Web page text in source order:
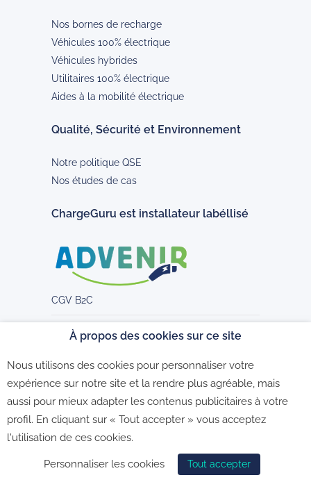
Nos bornes de recharge
Véhicules 100% électrique
Véhicules hybrides
Utilitaires 100% électrique
Aides à la mobilité électrique
Qualité, Sécurité et Environnement
Notre politique QSE
Nos études de cas
ChargeGuru est installateur labéllisé
CGV B2C
CGU
Politique de confidentialité
Nos clients sont nos meilleurs
ambassadeurs
À propos des cookies sur ce site
Nous utilisons des cookies pour personnaliser votre
expérience sur notre site et la rendre plus agréable, mais
aussi pour mieux adapter les contenus publicitaires à votre
profil. En cliquant sur « Tout accepter » vous acceptez
l'utilisation de ces cookies.
Personnaliser les cookies Tout accepter